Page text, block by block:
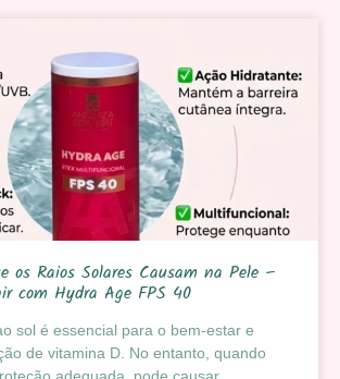
os Raios Solares Causam na Pele –
com Hydra Age FPS 40
sol é essencial para o bem-estar e
de vitamina D. No entanto, quando